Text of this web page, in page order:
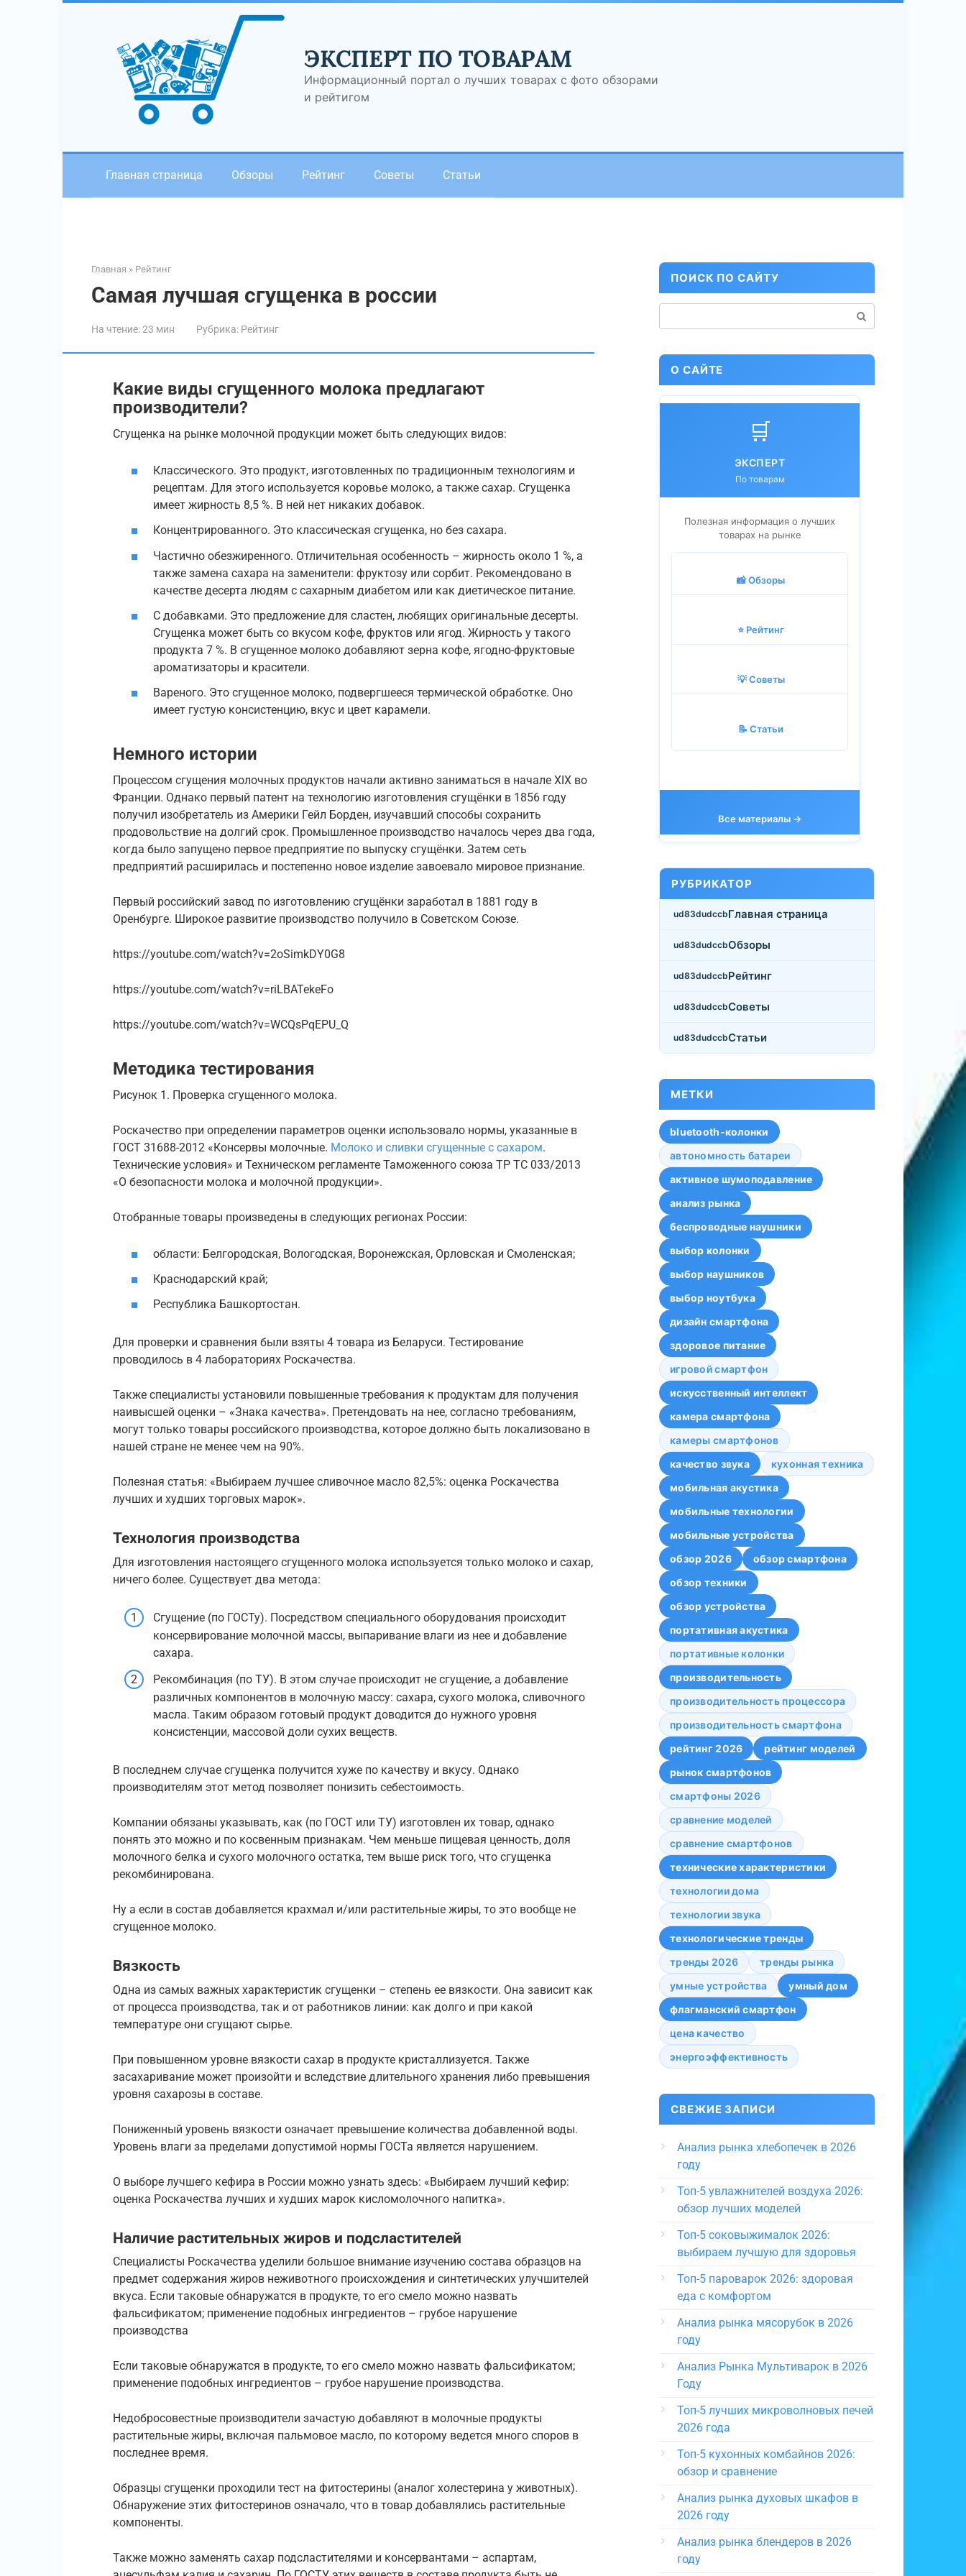
ЭКСПЕРТ ПО ТОВАРАМ
Информационный портал о лучших товарах с фото обзорами
и рейтигом
Главная страница Обзоры Рейтинг Советы Статьи
Главная » Рейтинг
Самая лучшая сгущенка в россии
На чтение:23 мин Рубрика: Рейтинг
Какие виды сгущенного молока предлагают
производители?
Сгущенка на рынке молочной продукции может быть следующих видов:
Классического. Это продукт, изготовленных по традиционным технологиям и
рецептам. Для этого используется коровье молоко, а также сахар. Сгущенка
имеет жирность 8,5 %. В ней нет никаких добавок.
Концентрированного. Это классическая сгущенка, но без сахара.
Частично обезжиренного. Отличительная особенность – жирность около 1 %, а
также замена сахара на заменители: фруктозу или сорбит. Рекомендовано в
качестве десерта людям с сахарным диабетом или как диетическое питание.
С добавками. Это предложение для сластен, любящих оригинальные десерты.
Сгущенка может быть со вкусом кофе, фруктов или ягод. Жирность у такого
продукта 7 %. В сгущенное молоко добавляют зерна кофе, ягодно-фруктовые
ароматизаторы и красители.
Вареного. Это сгущенное молоко, подвергшееся термической обработке. Оно
имеет густую консистенцию, вкус и цвет карамели.
Немного истории
Процессом сгущения молочных продуктов начали активно заниматься в начале XIX во
Франции. Однако первый патент на технологию изготовления сгущёнки в 1856 году
получил изобретатель из Америки Гейл Борден, изучавший способы сохранить
продовольствие на долгий срок. Промышленное производство началось через два года,
когда было запущено первое предприятие по выпуску сгущёнки. Затем сеть
предприятий расширилась и постепенно новое изделие завоевало мировое признание.
Первый российский завод по изготовлению сгущёнки заработал в 1881 году в
Оренбурге. Широкое развитие производство получило в Советском Союзе.
https://youtube.com/watch?v=2oSimkDY0G8
https://youtube.com/watch?v=riLBATekeFo
https://youtube.com/watch?v=WCQsPqEPU_Q
Методика тестирования
Рисунок 1. Проверка сгущенного молока.
Роскачество при определении параметров оценки использовало нормы, указанные в
ГОСТ 31688-2012 «Консервы молочные. Молоко и сливки сгущенные с сахаром.
Технические условия» и Техническом регламенте Таможенного союза ТР ТС 033/2013
«О безопасности молока и молочной продукции».
Отобранные товары произведены в следующих регионах России:
области: Белгородская, Вологодская, Воронежская, Орловская и Смоленская;
Краснодарский край;
Республика Башкортостан.
Для проверки и сравнения были взяты 4 товара из Беларуси. Тестирование
проводилось в 4 лабораториях Роскачества.
Также специалисты установили повышенные требования к продуктам для получения
наивысшей оценки – «Знака качества». Претендовать на нее, согласно требованиям,
могут только товары российского производства, которое должно быть локализовано в
нашей стране не менее чем на 90%.
Полезная статья: «Выбираем лучшее сливочное масло 82,5%: оценка Роскачества
лучших и худших торговых марок».
Технология производства
Для изготовления настоящего сгущенного молока используется только молоко и сахар,
ничего более. Существует два метода:
Сгущение (по ГОСТу). Посредством специального оборудования происходит
консервирование молочной массы, выпаривание влаги из нее и добавление
сахара.
Рекомбинация (по ТУ). В этом случае происходит не сгущение, а добавление
различных компонентов в молочную массу: сахара, сухого молока, сливочного
масла. Таким образом готовый продукт доводится до нужного уровня
консистенции, массовой доли сухих веществ.
В последнем случае сгущенка получится хуже по качеству и вкусу. Однако
производителям этот метод позволяет понизить себестоимость.
Компании обязаны указывать, как (по ГОСТ или ТУ) изготовлен их товар, однако
понять это можно и по косвенным признакам. Чем меньше пищевая ценность, доля
молочного белка и сухого молочного остатка, тем выше риск того, что сгущенка
рекомбинирована.
Ну а если в состав добавляется крахмал и/или растительные жиры, то это вообще не
сгущенное молоко.
Вязкость
Одна из самых важных характеристик сгущенки – степень ее вязкости. Она зависит как
от процесса производства, так и от работников линии: как долго и при какой
температуре они сгущают сырье.
При повышенном уровне вязкости сахар в продукте кристаллизуется. Также
засахаривание может произойти и вследствие длительного хранения либо превышения
уровня сахарозы в составе.
Пониженный уровень вязкости означает превышение количества добавленной воды.
Уровень влаги за пределами допустимой нормы ГОСТа является нарушением.
О выборе лучшего кефира в России можно узнать здесь: «Выбираем лучший кефир:
оценка Роскачества лучших и худших марок кисломолочного напитка».
Наличие растительных жиров и подсластителей
Специалисты Роскачества уделили большое внимание изучению состава образцов на
предмет содержания жиров неживотного происхождения и синтетических улучшителей
вкуса. Если таковые обнаружатся в продукте, то его смело можно назвать
фальсификатом; применение подобных ингредиентов – грубое нарушение
производства
Если таковые обнаружатся в продукте, то его смело можно назвать фальсификатом;
применение подобных ингредиентов – грубое нарушение производства.
Недобросовестные производители зачастую добавляют в молочные продукты
растительные жиры, включая пальмовое масло, по которому ведется много споров в
последнее время.
Образцы сгущенки проходили тест на фитостерины (аналог холестерина у животных).
Обнаружение этих фитостеринов означало, что в товар добавлялись растительные
компоненты.
Также можно заменять сахар подсластителями и консервантами – аспартам,
ПОИСК ПО САЙТУ
О САЙТЕ
🛒
ЭКСПЕРТ
По товарам
Полезная информация о лучших
товарах на рынке
📸 Обзоры
⭐ Рейтинг
💡 Советы
📝 Статьи
Все материалы →
РУБРИКАТОР
Главная страница
Обзоры
Рейтинг
Советы
Статьи
МЕТКИ
bluetooth-колонки
автономность батареи
активное шумоподавление
анализ рынка
беспроводные наушники
выбор колонки
выбор наушников
выбор ноутбука
дизайн смартфона
здоровое питание
игровой смартфон
искусственный интеллект
камера смартфона
камеры смартфонов
качество звука
кухонная техника
мобильная акустика
мобильные технологии
мобильные устройства
обзор 2026
обзор смартфона
обзор техники
обзор устройства
портативная акустика
портативные колонки
производительность
производительность процессора
производительность смартфона
рейтинг 2026
рейтинг моделей
рынок смартфонов
смартфоны 2026
сравнение моделей
сравнение смартфонов
технические характеристики
технологии дома
технологии звука
технологические тренды
тренды 2026
тренды рынка
умные устройства
умный дом
флагманский смартфон
цена качество
энергоэффективность
СВЕЖИЕ ЗАПИСИ
Анализ рынка хлебопечек в 2026
году
Топ-5 увлажнителей воздуха 2026:
обзор лучших моделей
Топ-5 соковыжималок 2026:
выбираем лучшую для здоровья
Топ-5 пароварок 2026: здоровая
еда с комфортом
Анализ рынка мясорубок в 2026
году
Анализ Рынка Мультиварок в 2026
Году
Топ-5 лучших микроволновых печей
2026 года
Топ-5 кухонных комбайнов 2026:
обзор и сравнение
Анализ рынка духовых шкафов в
2026 году
Анализ рынка блендеров в 2026
году